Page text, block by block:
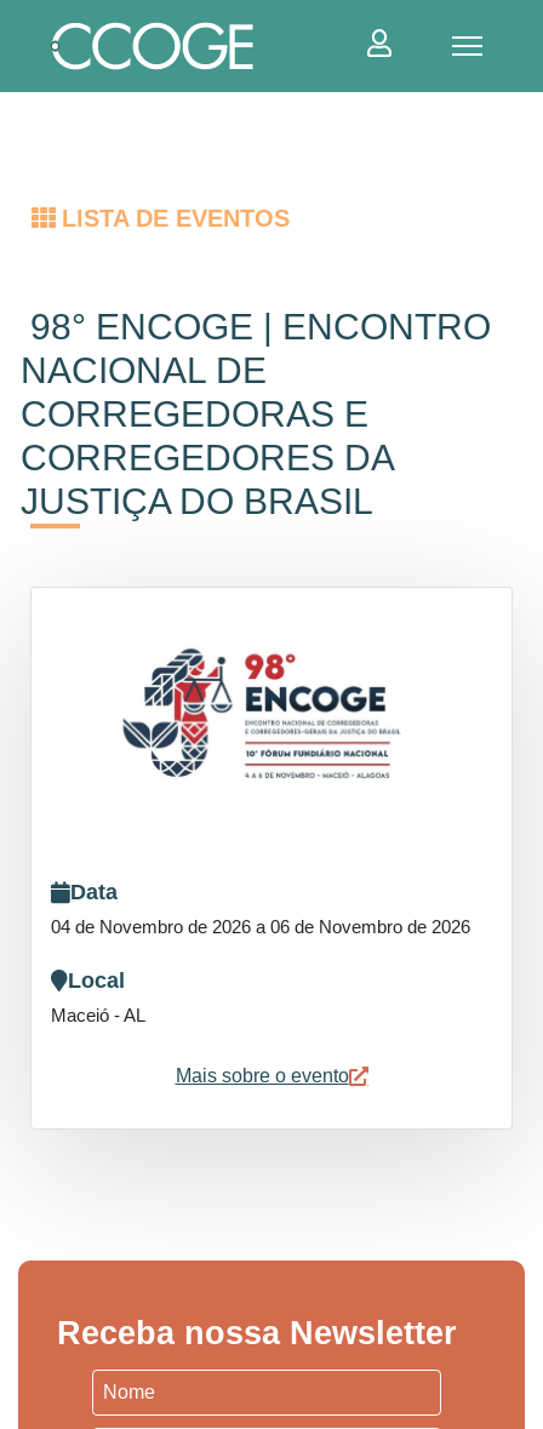
LISTA DE EVENTOS
98° ENCOGE | ENCONTRO
NACIONAL DE
CORREGEDORAS E
CORREGEDORES DA
JUSTIÇA DO BRASIL
Data
04 de Novembro de 2026 a 06 de Novembro de 2026
Local
Maceió - AL
Mais sobre o evento
Receba nossa Newsletter